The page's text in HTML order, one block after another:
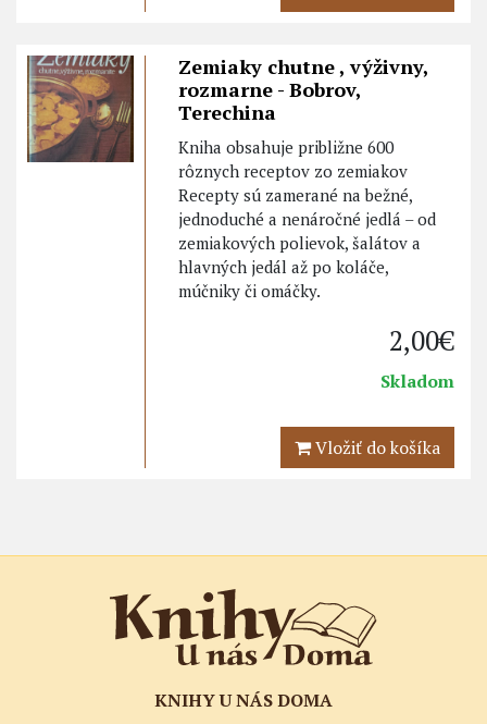
Zemiaky chutne , výživny,
rozmarne - Bobrov,
Terechina
Kniha obsahuje približne 600
rôznych receptov zo zemiakov
Recepty sú zamerané na bežné,
jednoduché a nenáročné jedlá – od
zemiakových polievok, šalátov a
hlavných jedál až po koláče,
múčniky či omáčky.
2,00€
Skladom
Vložiť do košíka
KNIHY U NÁS DOMA